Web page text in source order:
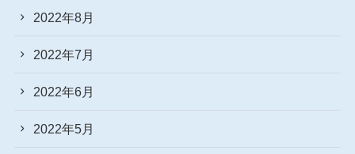
2022年8月
2022年7月
2022年6月
2022年5月